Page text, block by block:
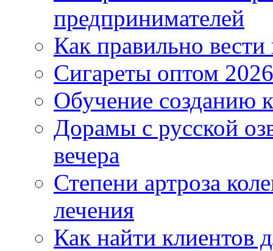
предпринимателей
Как правильно
Сигареты оптом
Обучение созданию
Дорамы с русской
вечера
Степени артроза
лечения
Как найти клиентов